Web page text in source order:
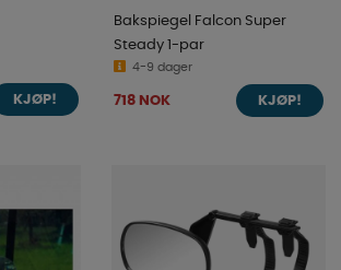
KJØP!
Bakspiegel Falcon Super
Steady 1-par
4-9 dager
718 NOK KJØP!